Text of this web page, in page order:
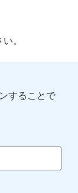
。
することで